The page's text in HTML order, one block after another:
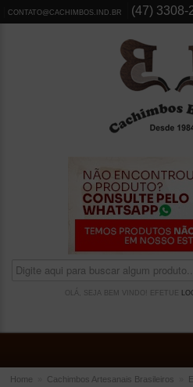
CONTATO@CACHIMBOS.IND.BR (47) 3308-
OLÁ, SEJA BEM VINDO! EFETUE
Home Cachimbos Artesanais Brasileiros